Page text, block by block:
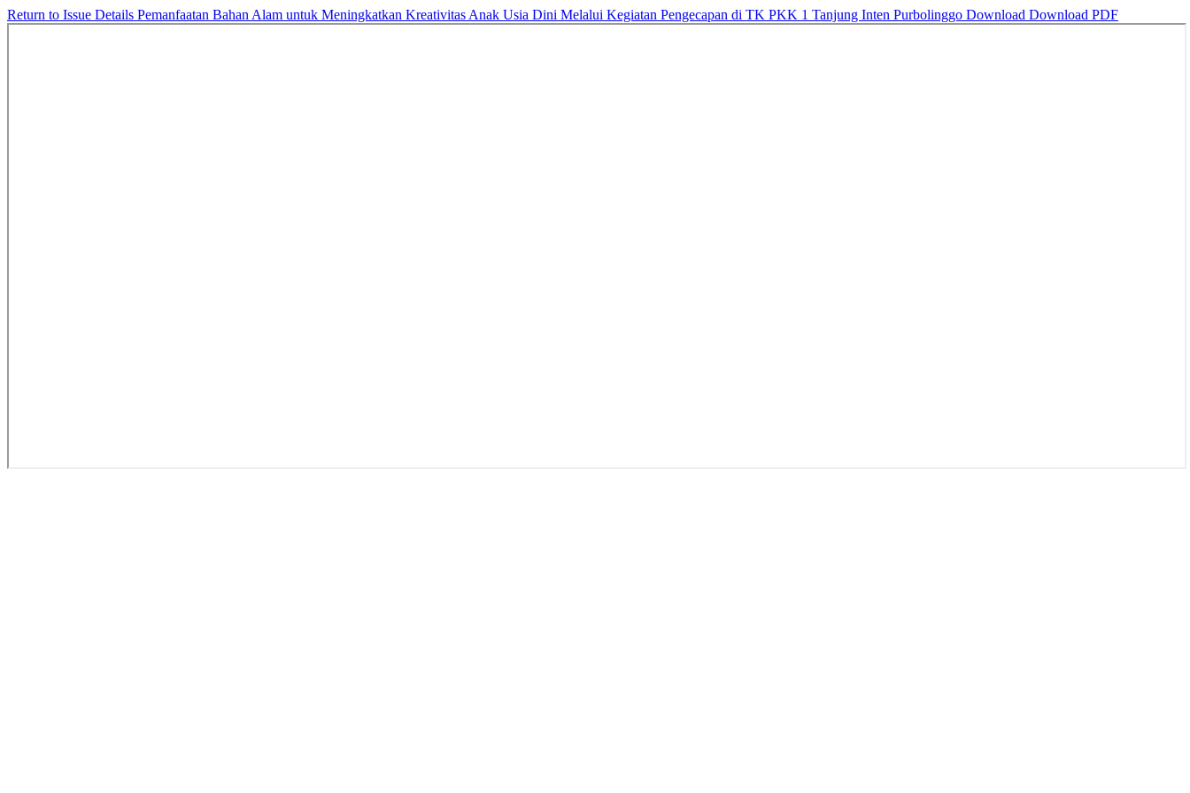
Return to Issue Details Pemanfaatan Bahan Alam untuk Meningkatkan Kreativitas Anak Usia Dini Melalui Kegiatan Pengecapan di TK PKK 1 Tanjung Inten Purbolinggo Download Download PDF